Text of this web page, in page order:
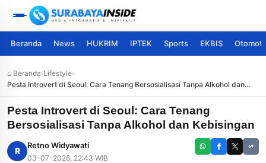
Beranda News HUKRIM IPTEK Sports EKBIS
⌂ Beranda›Lifestyle›
Pesta Introvert di Seoul: Cara Tenang Bersosialisasi Tanpa Alkohol dan
Kebisingan
Pesta Introvert di Seoul: Cara Tenang
Bersosialisasi Tanpa Alkohol dan Kebisingan
R
Retno Widyawati
03-07-2026, 22:43 WIB